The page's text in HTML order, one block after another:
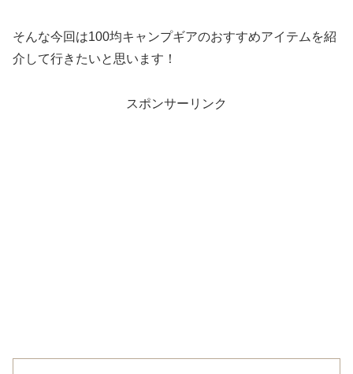
そんな今回は100均キャンプギアのおすすめアイテムを紹
介して行きたいと思います！
スポンサーリンク